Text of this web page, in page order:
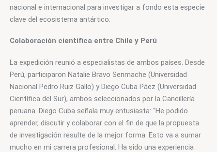
nacional e internacional para investigar a fondo esta especie
clave del ecosistema antártico.
Colaboración científica entre Chile y Perú
La expedición reunió a especialistas de ambos países. Desde
Perú, participaron Natalie Bravo Senmache (Universidad
Nacional Pedro Ruiz Gallo) y Diego Cuba Páez (Universidad
Científica del Sur), ambos seleccionados por la Cancillería
peruana. Diego Cuba señala muy entusiasta: “He podido
aprender, discutir y colaborar con el fin de que la propuesta
de investigación resulte de la mejor forma. Esto va a sumar
mucho en mi carrera profesional. Ha sido una experiencia